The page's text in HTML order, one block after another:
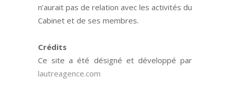
n’aurait pas de relation avec les activités du
Cabinet et de ses membres.
Crédits
Ce site a été désigné et développé par
lautreagence.com